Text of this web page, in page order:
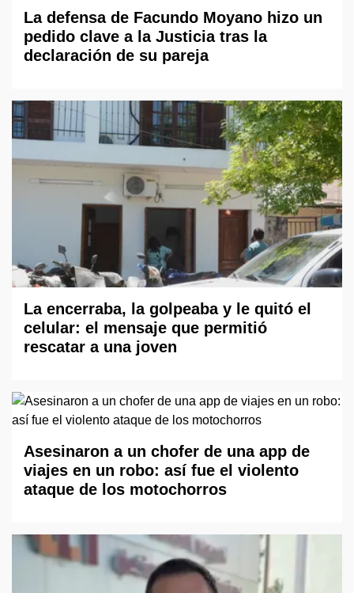
La defensa de Facundo Moyano hizo un
pedido clave a la Justicia tras la
declaración de su pareja
La encerraba, la golpeaba y le quitó el
celular: el mensaje que permitió
rescatar a una joven
Asesinaron a un chofer de una app de
viajes en un robo: así fue el violento
ataque de los motochorros